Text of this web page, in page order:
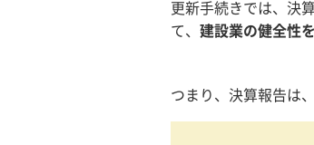
更新手続きでは、決
て、 建設業の健全性
つまり、決算報告は